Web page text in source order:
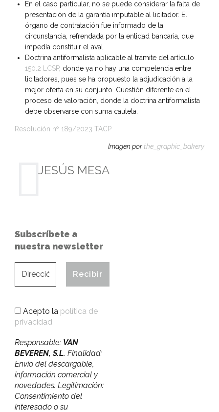
En el caso particular, no se puede considerar la falta de
presentación de la garantía imputable al licitador. El
órgano de contratación fue informado de la
circunstancia, refrendada por la entidad bancaria, que
impedía constituir el aval.
Doctrina antiformalista aplicable al trámite del artículo
150.2 LCSP, donde ya no hay una competencia entre
licitadores, pues se ha propuesto la adjudicación a la
mejor oferta en su conjunto. Cuestión diferente en el
proceso de valoración, donde la doctrina antiformalista
debe observarse con suma cautela.
Resolución nº 189/2023 TACP
Imagen por the_graphic_bakery
JESÚS MESA
Subscríbete a
nuestra newsletter
Acepto la política de
privacidad
Responsable: VAN
BEVEREN, S.L. Finalidad:
Envío del descargable,
información comercial y
novedades. Legitimación:
Consentimiento del
interesado o su